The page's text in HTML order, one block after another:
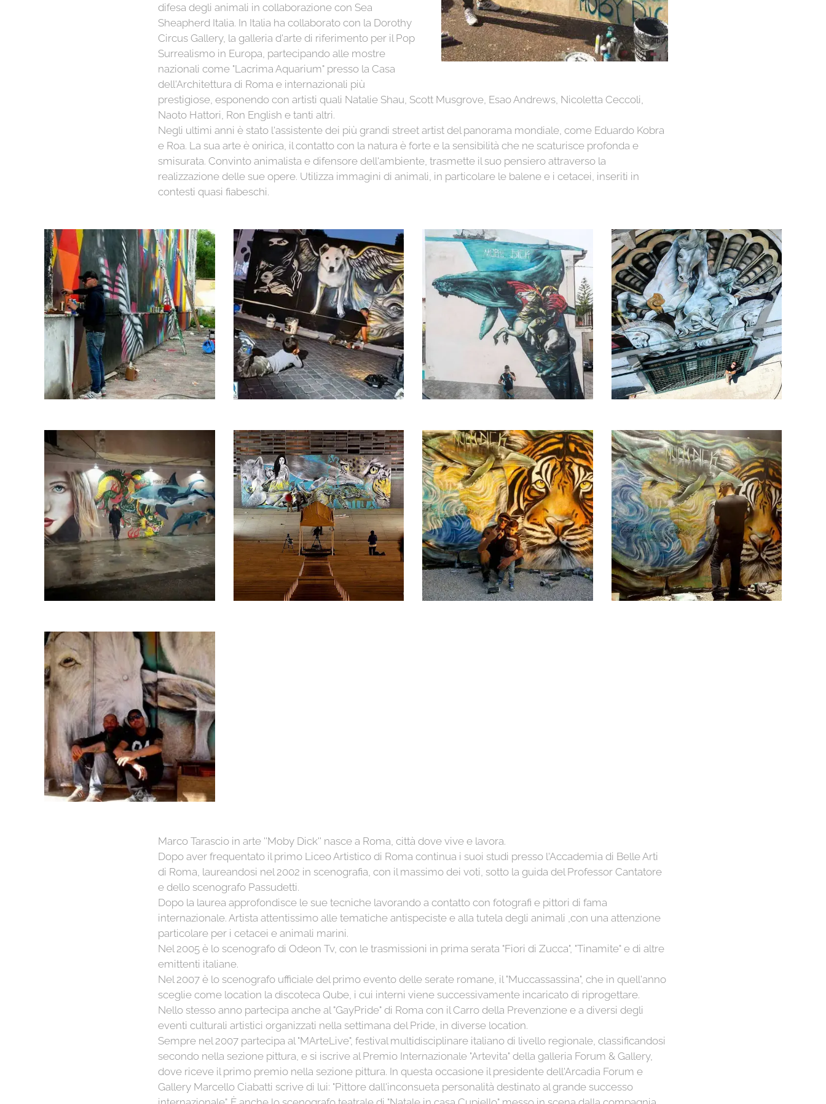
difesa degli animali in collaborazione con Sea
Sheapherd Italia. In Italia ha collaborato con la Dorothy
Circus Gallery, la galleria d'arte di riferimento per il Pop
Surrealismo in Europa, partecipando alle mostre
nazionali come "Lacrima Aquarium" presso la Casa
dell'Architettura di Roma e internazionali più
prestigiose, esponendo con artisti quali Natalie Shau, Scott Musgrove, Esao Andrews, Nicoletta Ceccoli,
Naoto Hattori, Ron English e tanti altri.
Negli ultimi anni è stato l'assistente dei più grandi street artist del panorama mondiale, come Eduardo Kobra
e Roa. La sua arte è onirica, il contatto con la natura è forte e la sensibilità che ne scaturisce profonda e
smisurata. Convinto animalista e difensore dell'ambiente, trasmette il suo pensiero attraverso la
realizzazione delle sue opere. Utilizza immagini di animali, in particolare le balene e i cetacei, inseriti in
contesti quasi fiabeschi.
Marco Tarascio in arte ''Moby Dick'' nasce a Roma, città dove vive e lavora.
Dopo aver frequentato il primo Liceo Artistico di Roma continua i suoi studi presso l'Accademia di Belle Arti
di Roma, laureandosi nel 2002 in scenografia, con il massimo dei voti, sotto la guida del Professor Cantatore
e dello scenografo Passudetti.
Dopo la laurea approfondisce le sue tecniche lavorando a contatto con fotografi e pittori di fama
internazionale. Artista attentissimo alle tematiche antispeciste e alla tutela degli animali ,con una attenzione
particolare per i cetacei e animali marini.
Nel 2005 è lo scenografo di Odeon Tv, con le trasmissioni in prima serata "Fiori di Zucca", "Tinamite" e di altre
emittenti italiane.
Nel 2007 è lo scenografo ufficiale del primo evento delle serate romane, il "Muccassassina", che in quell'anno
sceglie come location la discoteca Qube, i cui interni viene successivamente incaricato di riprogettare.
Nello stesso anno partecipa anche al "GayPride" di Roma con il Carro della Prevenzione e a diversi degli
eventi culturali artistici organizzati nella settimana del Pride, in diverse location.
Sempre nel 2007 partecipa al "MArteLive", festival multidisciplinare italiano di livello regionale, classificandosi
secondo nella sezione pittura, e si iscrive al Premio Internazionale "Artevita" della galleria Forum & Gallery,
dove riceve il primo premio nella sezione pittura. In questa occasione il presidente dell'Arcadia Forum e
Gallery Marcello Ciabatti scrive di lui: "Pittore dall'inconsueta personalità destinato al grande successo